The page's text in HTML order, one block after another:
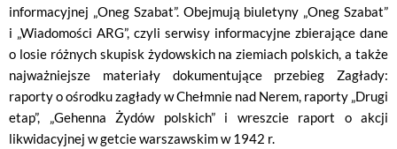
informacyjnej „Oneg Szabat”. Obejmują biuletyny „Oneg Szabat”
i „Wiadomości ARG”, czyli serwisy informacyjne zbierające dane
o losie różnych skupisk żydowskich na ziemiach polskich, a także
najważniejsze materiały dokumentujące przebieg Zagłady:
raporty o ośrodku zagłady w Chełmnie nad Nerem, raporty „Drugi
etap”, „Gehenna Żydów polskich” i wreszcie raport o akcji
likwidacyjnej w getcie warszawskim w 1942 r.